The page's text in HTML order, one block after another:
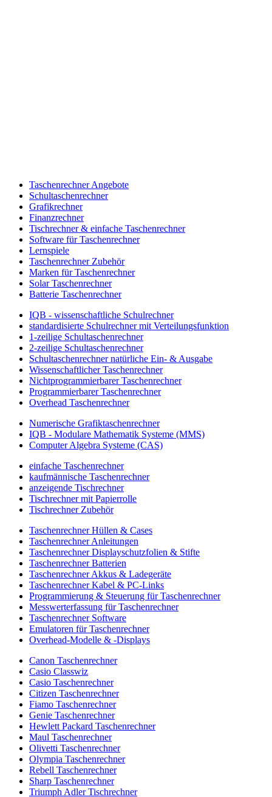
Taschenrechner Angebote
Schultaschenrechner
Grafikrechner
Finanzrechner
Tischrechner & einfache Taschenrechner
Software für Taschenrechner
Lernspiele
Taschenrechner Zubehör
Marken für Taschenrechner
Solar Taschenrechner
Batterie Taschenrechner
IQB - wissenschaftliche Schulrechner
standardisierte Schulrechner mit Verteilungsfunktion
1-zeilige Schultaschenrechner
2-zeilige Schultaschenrechner
Schultaschenrechner natürliche Ein- & Ausgabe
Wissenschaftlicher Taschenrechner
Nichtprogrammierbarer Taschenrechner
Programmierbarer Taschenrechner
Overhead Taschenrechner
Numerische Grafiktaschenrechner
IQB - Modulare Mathematik Systeme (MMS)
Computer Algebra Systeme (CAS)
einfache Taschenrechner
kaufmännische Taschenrechner
anzeigende Tischrechner
Tischrechner mit Papierrolle
Tischrechner Zubehör
Taschenrechner Hüllen & Cases
Taschenrechner Anleitungen
Taschenrechner Displayschutzfolien & Stifte
Taschenrechner Batterien
Taschenrechner Akkus & Ladegeräte
Taschenrechner Kabel & PC-Links
Programmierung & Steuerung für Taschenrechner
Messwerterfassung für Taschenrechner
Taschenrechner Software
Emulatoren für Taschenrechner
Overhead-Modelle & -Displays
Canon Taschenrechner
Casio Classwiz
Casio Taschenrechner
Citizen Taschenrechner
Fiamo Taschenrechner
Genie Taschenrechner
Hewlett Packard Taschenrechner
Maul Taschenrechner
Olivetti Taschenrechner
Olympia Taschenrechner
Rebell Taschenrechner
Sharp Taschenrechner
Triumph Adler Tischrechner